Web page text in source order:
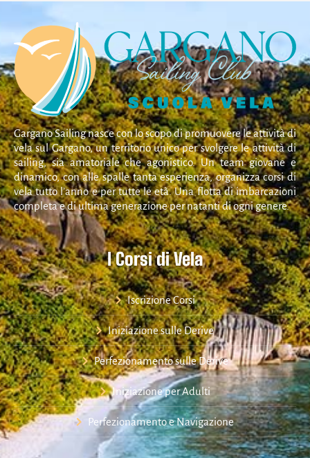
Gargano Sailing nasce con lo scopo di promuovere le attività di
vela sul Gargano, un territorio unico per svolgere le attività di
sailing, sia amatoriale che agonistico. Un team giovane e
dinamico, con alle spalle tanta esperienza, organizza corsi di
vela tutto l’anno e per tutte le età. Una flotta di imbarcazioni
completa e di ultima generazione per natanti di ogni genere.
I Corsi di Vela
Iscrizione Corsi
Iniziazione sulle Derive
Perfezionamento sulle Derive
Iniziazione per Adulti
Perfezionamento e Navigazione